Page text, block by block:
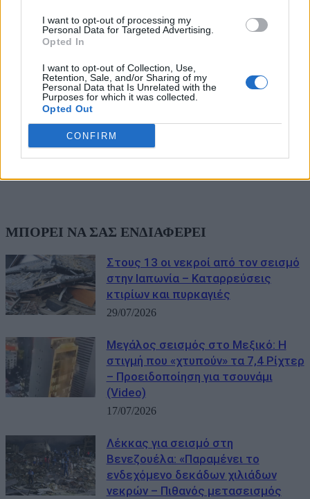
I want to opt-out of processing my
Personal Data for Targeted Advertising.
Opted In
I want to opt-out of Collection, Use,
Retention, Sale, and/or Sharing of my
Personal Data that Is Unrelated with the
Purposes for which it was collected.
Opted Out
CONFIRM
ΜΠΟΡΕΙ ΝΑ ΣΑΣ ΕΝΔΙΑΦΕΡΕΙ
Στους 13 οι νεκροί από τον σεισμό
στην Ιαπωνία – Καταρρεύσεις
κτιρίων και πυρκαγιές
29/07/2026
Μεγάλος σεισμός στο Μεξικό: Η
στιγμή που «χτυπούν» τα 7,4 Ρίχτερ
– Προειδοποίηση για τσουνάμι
(Video)
17/07/2026
Λέκκας για σεισμό στη
Βενεζουέλα: «Παραμένει το
ενδεχόμενο δεκάδων χιλιάδων
νεκρών – Πιθανός μετασεισμός